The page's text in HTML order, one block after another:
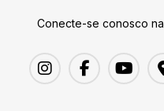
Conecte-se conosco